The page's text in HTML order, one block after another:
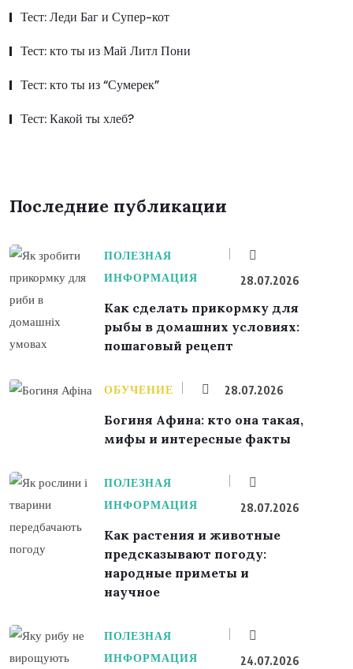
Тест: Леди Баг и Супер-кот
Тест: кто ты из Май Литл Пони
Тест: кто ты из “Сумерек”
Тест: Какой ты хлеб?
Последние публикации
ПОЛЕЗНАЯ
ИНФОРМАЦИЯ
28.07.2026
Как сделать прикормку для
рыбы в домашних условиях:
пошаговый рецепт
ОБУЧЕНИЕ 28.07.2026
Богиня Афина: кто она такая,
мифы и интересные факты
ПОЛЕЗНАЯ
ИНФОРМАЦИЯ
28.07.2026
Как растения и животные
предсказывают погоду:
народные приметы и
научное
ПОЛЕЗНАЯ
ИНФОРМАЦИЯ
24.07.2026